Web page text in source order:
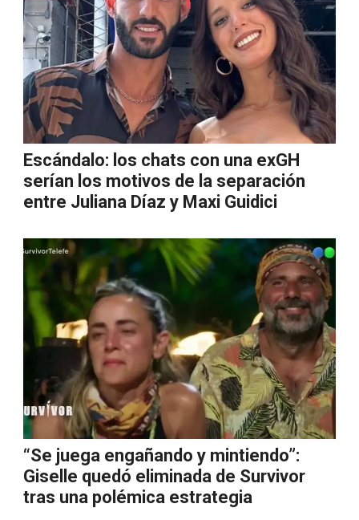
Escándalo: los chats con una exGH
serían los motivos de la separación
entre Juliana Díaz y Maxi Guidici
“Se juega engañando y mintiendo”:
Giselle quedó eliminada de Survivor
tras una polémica estrategia